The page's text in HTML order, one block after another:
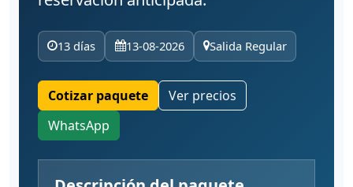
13 días 13-08-2026 Salida Regular
Cotizar paquete
Ver precios
WhatsApp